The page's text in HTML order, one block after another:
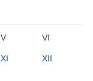
V VI
XI XII